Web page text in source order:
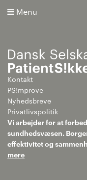
Menu
Avanceret søgning
Kontakt
PS!mprove
Nyhedsbreve
Privatlivspolitik
Vi arbejder for at
sundhedsvæsen.
effektivitet og
mere